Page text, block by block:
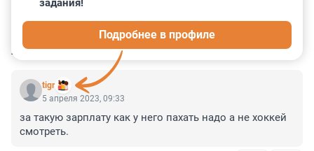
КОММЕНТАРИИ 10
tigr
Подробнее в профиле
5 апреля 2023, 09:33
за такую зарплату как у него пахать надо а не хоккей
смотреть.